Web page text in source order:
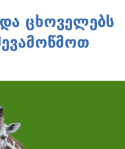
ცხოველებს